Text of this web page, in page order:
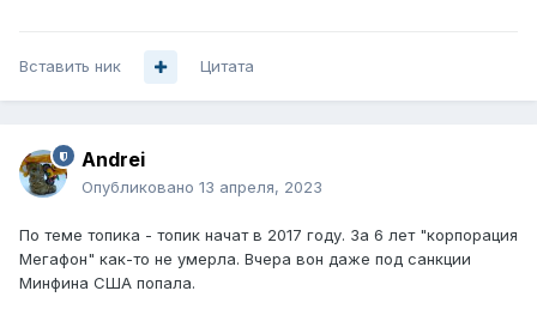
Вставить ник Цитата
Andrei
Опубликовано 13 апреля, 2023
По теме топика - топик начат в 2017 году. За 6 лет "корпорация
Мегафон" как-то не умерла. Вчера вон даже под санкции
Минфина США попала.